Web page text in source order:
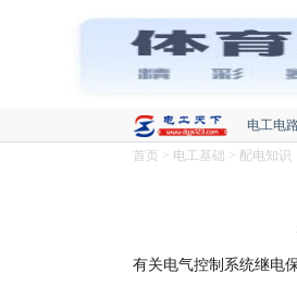
电工电
首页 > 电工基础 > 配电知识
有关电气控制系统继电